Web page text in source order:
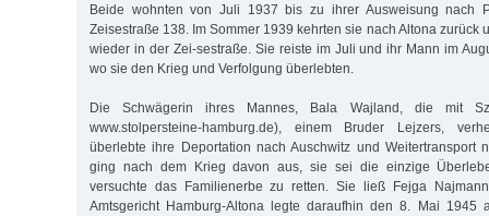
Beide wohnten von Juli 1937 bis zu ihrer Ausweisung nach
Zeisestraße 138. Im Sommer 1939 kehrten sie nach Altona zurück
wieder in der Zei-sestraße. Sie reiste im Juli und ihr Mann im
wo sie den Krieg und Verfolgung überlebten.
Die Schwägerin ihres Mannes, Bala Wajland, die mit
www.stolpersteine-hamburg.de), einem Bruder Lejzers,
überlebte ihre Deportation nach Auschwitz und Weitertransport
ging nach dem Krieg davon aus, sie sei die einzige
versuchte das Familienerbe zu retten. Sie ließ Fejga
Amtsgericht Hamburg-Altona legte daraufhin den 8. Mai 1945